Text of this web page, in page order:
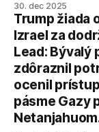
30. dec 2025
Trump žiada
Izrael za
Lead: Bývalý
zdôraznil
ocenil
pásme Gazy